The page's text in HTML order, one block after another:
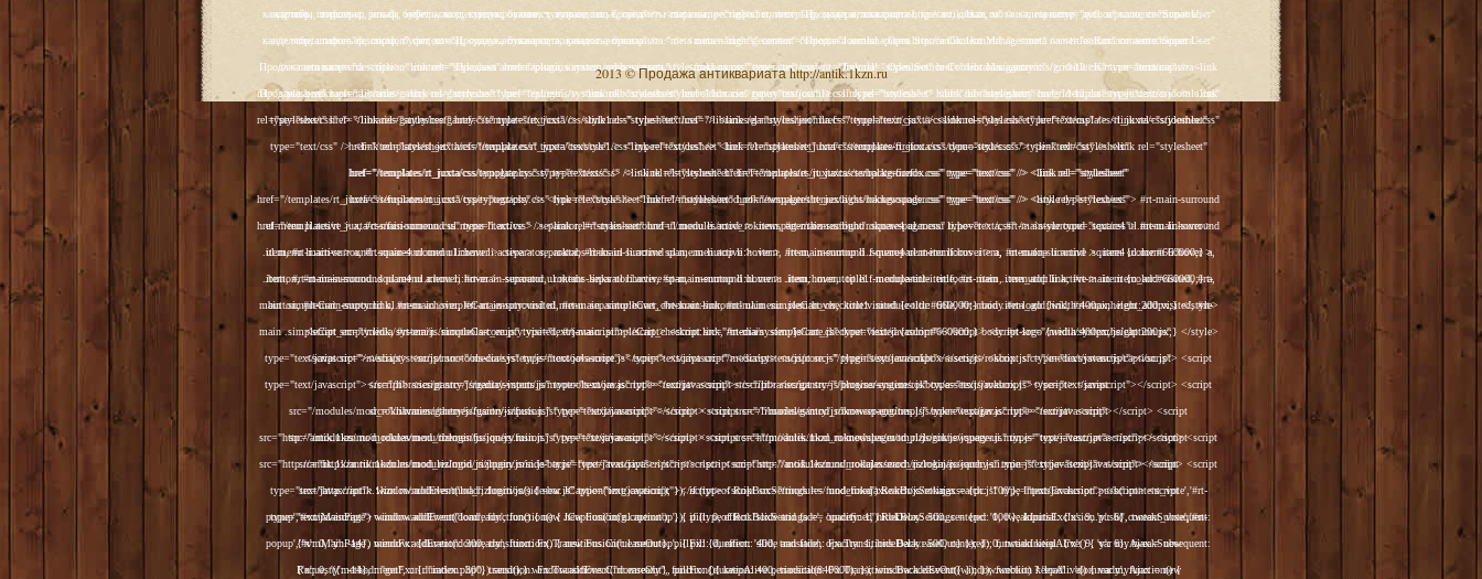
2013 © Продажа антиквариата http://antik.1kzn.ru